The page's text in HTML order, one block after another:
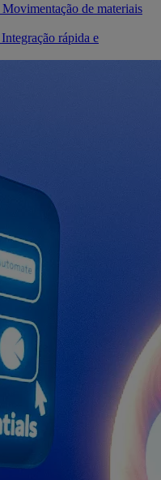
Movimentação de materiais
Integração rápida e